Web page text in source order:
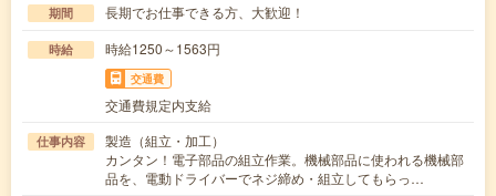
期間 長期でお仕事できる方、大歓迎！
時給 時給1250～1563円
交通費
交通費規定内支給
仕事内容
製造（組立・加工）
カンタン！電子部品の組立作業。機械部品に使われる機械部
品を、電動ドライバーでネジ締め・組立してもらっ…